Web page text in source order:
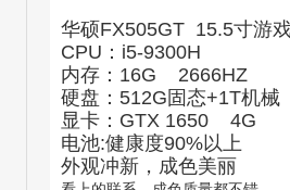
华硕FX505GT 15.5寸游
CPU：i5-9300H
内存：16G 2666HZ
硬盘：512G固态+1T机械
显卡：GTX 1650 4G
电池:健康度90%以上
外观冲新，成色美丽